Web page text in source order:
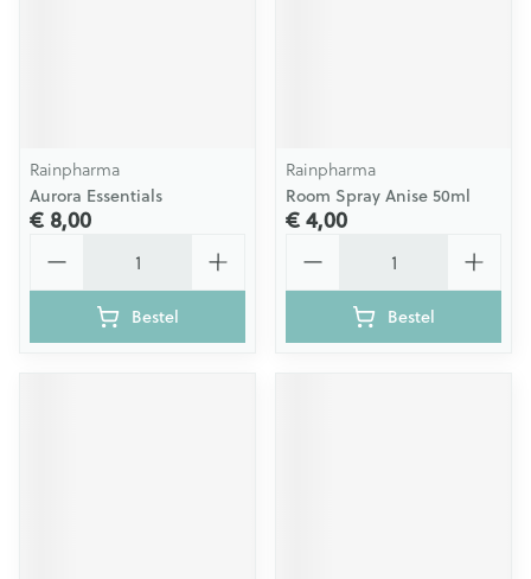
Rainpharma
Aurora Essentials
€ 8,00
Bestel
Rainpharma
Room Spray Anise 50ml
€ 4,00
Bestel